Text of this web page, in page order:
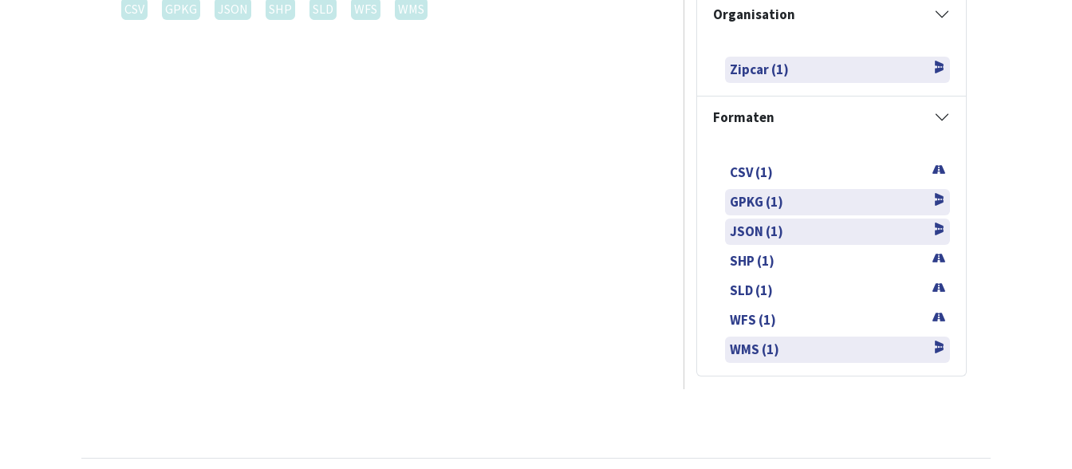
CSV
GPKG JSON SHP SLD WFS WMS Organisation
Zipcar (1)
Formaten
CSV (1)
GPKG (1)
JSON (1)
SHP (1)
SLD (1)
WFS (1)
WMS (1)